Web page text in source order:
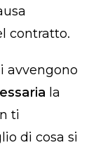
contratto.
avvengono
la
ti
di cosa si